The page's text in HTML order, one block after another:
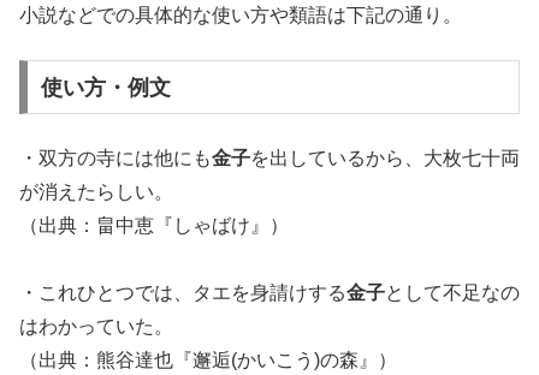
小説などでの具体的な使い方や類語は下記の通り。
使い方・例文
・双方の寺には他にも金子を出しているから、大枚七十両
が消えたらしい。
（出典：畠中恵『しゃばけ』）
・これひとつでは、タエを身請けする金子として不足なの
はわかっていた。
（出典：熊谷達也『邂逅(かいこう)の森』）